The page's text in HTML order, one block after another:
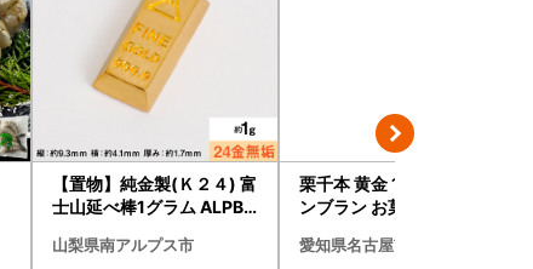
【置物】純金製(Ｋ２４) 富
士山延べ棒1グラム ALPBK
山梨県南アルプス市
栗千本 黄金 1箱 9個入り モ
ンブラン お菓子 スイーツ
愛知県名古屋市